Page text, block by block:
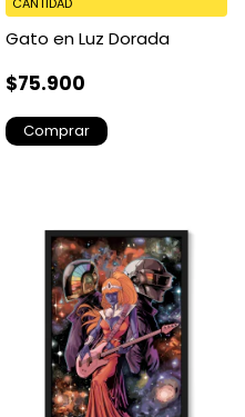
Gato en Luz Dorada
$75.900
Comprar